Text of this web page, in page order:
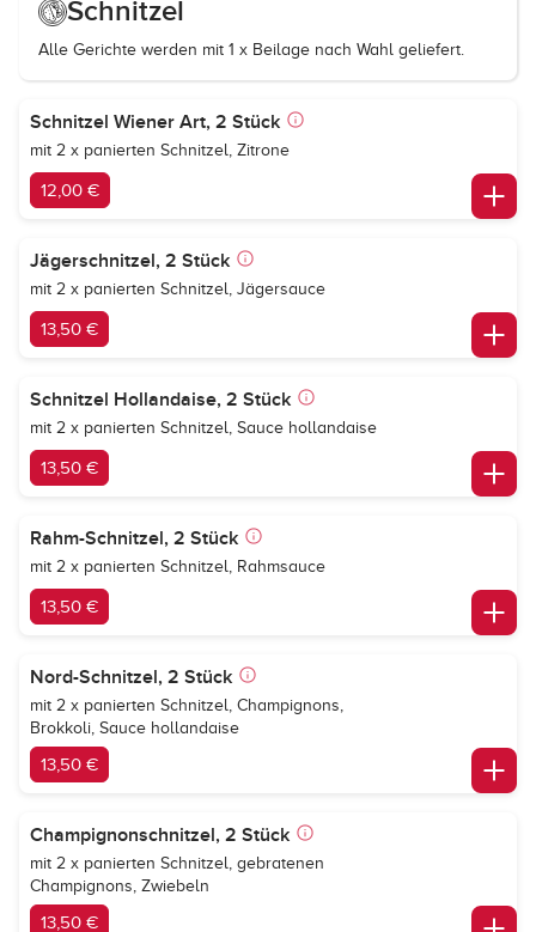
Schnitzel
Alle Gerichte werden mit 1 x Beilage nach Wahl geliefert.
Schnitzel Wiener Art, 2 Stück
mit 2 x panierten Schnitzel, Zitrone
12,00 €
Jägerschnitzel, 2 Stück
mit 2 x panierten Schnitzel, Jägersauce
13,50 €
Schnitzel Hollandaise, 2 Stück
mit 2 x panierten Schnitzel, Sauce hollandaise
13,50 €
Rahm-Schnitzel, 2 Stück
mit 2 x panierten Schnitzel, Rahmsauce
13,50 €
Nord-Schnitzel, 2 Stück
mit 2 x panierten Schnitzel, Champignons,
Brokkoli, Sauce hollandaise
13,50 €
Champignonschnitzel, 2 Stück
mit 2 x panierten Schnitzel, gebratenen
Champignons, Zwiebeln
13,50 €